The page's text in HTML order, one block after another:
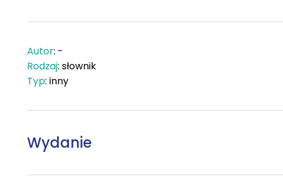
Autor: -
Rodzaj: słownik
Typ: inny
Wydanie